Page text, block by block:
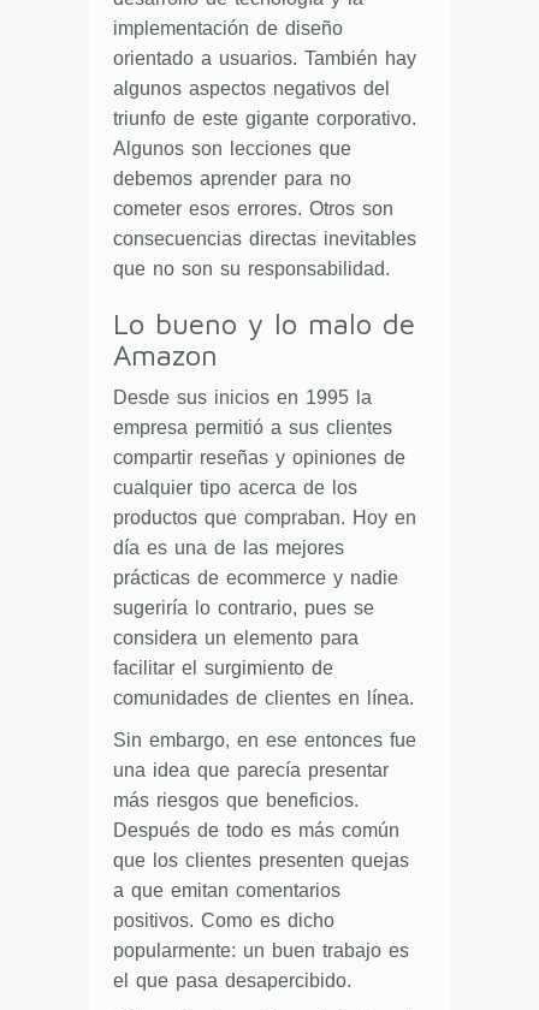
implementación de diseño
orientado a usuarios. También hay
algunos aspectos negativos del
triunfo de este gigante corporativo.
Algunos son lecciones que
debemos aprender para no
cometer esos errores. Otros son
consecuencias directas inevitables
que no son su responsabilidad.
Lo bueno y lo malo de
Amazon
Desde sus inicios en 1995 la
empresa permitió a sus clientes
compartir reseñas y opiniones de
cualquier tipo acerca de los
productos que compraban. Hoy en
día es una de las mejores
prácticas de ecommerce y nadie
sugeriría lo contrario, pues se
considera un elemento para
facilitar el surgimiento de
comunidades de clientes en línea.
Sin embargo, en ese entonces fue
una idea que parecía presentar
más riesgos que beneficios.
Después de todo es más común
que los clientes presenten quejas
a que emitan comentarios
positivos. Como es dicho
popularmente: un buen trabajo es
el que pasa desapercibido.